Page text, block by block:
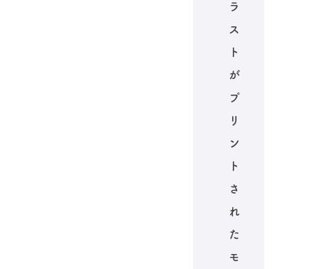
ラ
ス
ト
が
プ
リ
ン
ト
さ
れ
た
モ